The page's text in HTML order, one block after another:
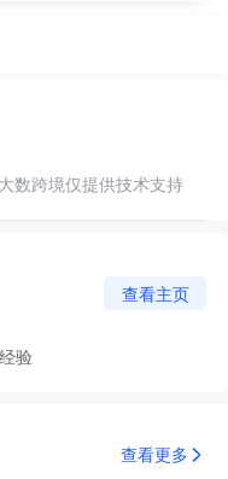
数跨境仅提供技术支持
查看主页
验
查看更多